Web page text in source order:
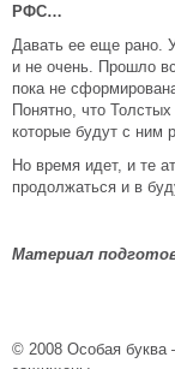
РФС…
Давать ее еще рано.
и не очень. Прошло
пока не
Понятно, что
которые будут с ним
Но время идет, и те
продолжаться и в
Материал
© 2008 Особая